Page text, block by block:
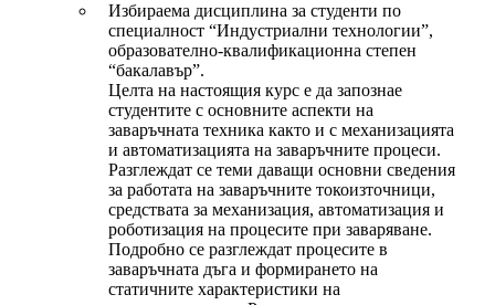
Избираема дисциплина за студенти по
специалност “Индустриални технологии”,
образователно-квалификационна степен
“бакалавър”.
Целта на настоящия курс е да запознае
студентите с основните аспекти на
заваръчната техника както и с механизацията
и автоматизацията на заваръчните процеси.
Разглеждат се теми даващи основни сведения
за работата на заваръчните токоизточници,
средствата за механизация, автоматизация и
роботизация на процесите при заваряване.
Подробно се разглеждат процесите в
заваръчната дъга и формирането на
статичните характеристики на